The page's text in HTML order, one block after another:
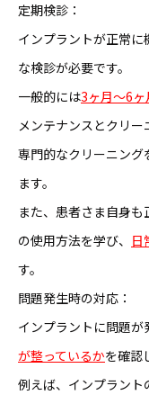
定期検診：
インプラントが正常
な検診が必要です。
一般的には3ヶ月～6ヶ
メンテナンスとクリー
専門的なクリーニング
ます。
また、患者さま自身
の使用方法を学び、 日
す。
問題発生時の対応：
インプラントに問題が
が整っているかを確認
例えば、インプラン